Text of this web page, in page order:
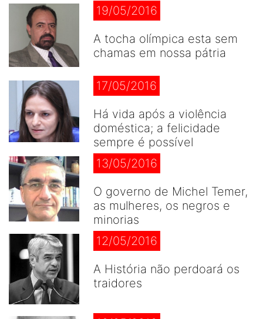
19/05/2016
A tocha olímpica esta sem
chamas em nossa pátria
17/05/2016
Há vida após a violência
doméstica; a felicidade
sempre é possível
13/05/2016
O governo de Michel Temer,
as mulheres, os negros e
minorias
12/05/2016
A História não perdoará os
traidores